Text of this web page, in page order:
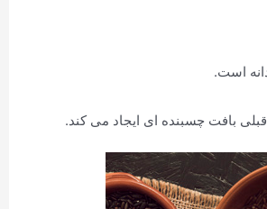
بافت چسبنده ای ایجاد می کند.